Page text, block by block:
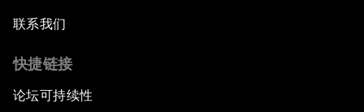
联系我们
快捷链接
论坛可持续性